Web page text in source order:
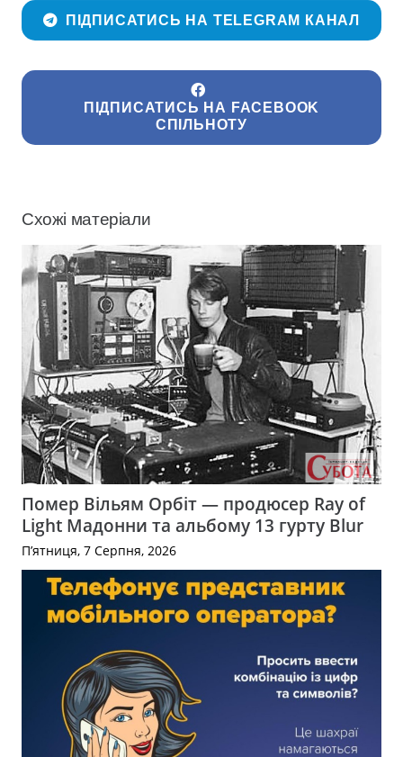
ПІДПИСАТИСЬ НА TELEGRAM КАНАЛ
ПІДПИСАТИСЬ НА FACEBOOK
СПІЛЬНОТУ
Схожі матеріали
Помер Вільям Орбіт — продюсер Ray of
Light Мадонни та альбому 13 гурту Blur
П’ятниця, 7 Серпня, 2026